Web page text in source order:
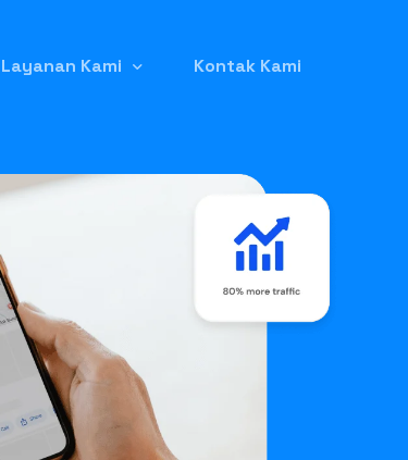
Layanan Kami
Jasa Pembuatan Website
Jasa Seo (Search Engine Optimization)
Jasa Listing Produk di GetYourGuide
Jasa Kelola Instagram
Jasa Backlink Berkualitas
Jual Domain Expired
Kontak Kami